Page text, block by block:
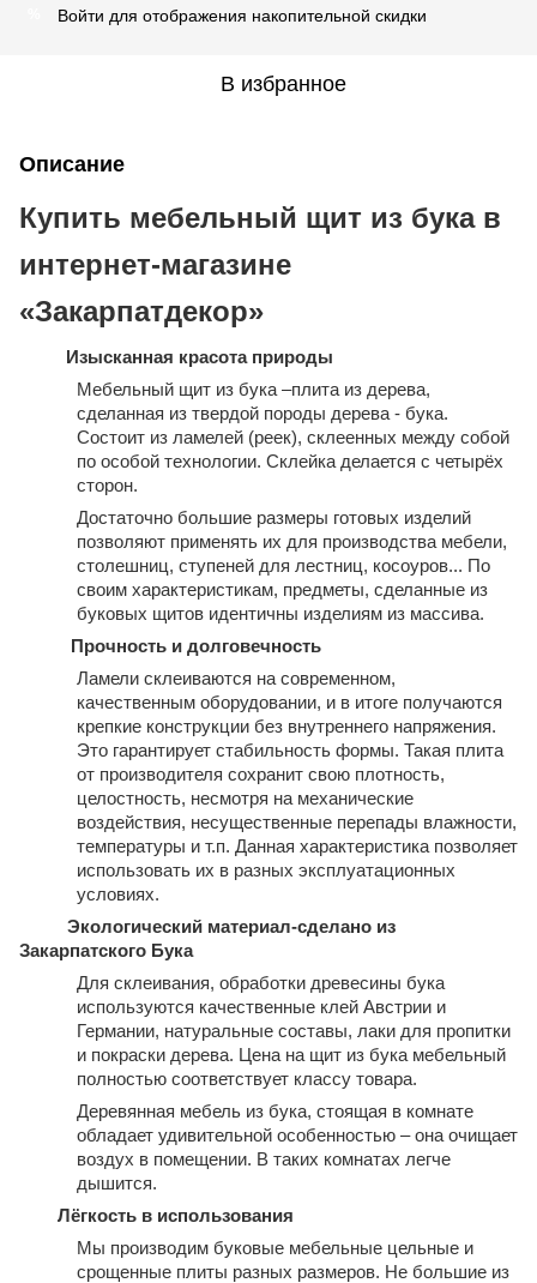
Войти для отображения накопительной скидки
В избранное
Описание
Купить мебельный щит из бука в
интернет-магазине
«Закарпатдекор»
Изысканная красота природы
Мебельный щит из бука –плита из дерева,
сделанная из твердой породы дерева - бука.
Состоит из ламелей (реек), склеенных между собой
по особой технологии. Склейка делается с четырёх
сторон.
Достаточно большие размеры готовых изделий
позволяют применять их для производства мебели,
столешниц, ступеней для лестниц, косоуров... По
своим характеристикам, предметы, сделанные из
буковых щитов идентичны изделиям из массива.
Прочность и долговечность
Ламели склеиваются на современном,
качественным оборудовании, и в итоге получаются
крепкие конструкции без внутреннего напряжения.
Это гарантирует стабильность формы. Такая плита
от производителя сохранит свою плотность,
целостность, несмотря на механические
воздействия, несущественные перепады влажности,
температуры и т.п. Данная характеристика позволяет
использовать их в разных эксплуатационных
условиях.
Экологический материал-сделано из
Закарпатского Бука
Для склеивания, обработки древесины бука
используются качественные клей Австрии и
Германии, натуральные составы, лаки для пропитки
и покраски дерева. Цена на щит из бука мебельный
полностью соответствует классу товара.
Деревянная мебель из бука, стоящая в комнате
обладает удивительной особенностью – она очищает
воздух в помещении. В таких комнатах легче
дышится.
Лёгкость в использования
Мы производим буковые мебельные цельные и
срощенные плиты разных размеров. Не большие из